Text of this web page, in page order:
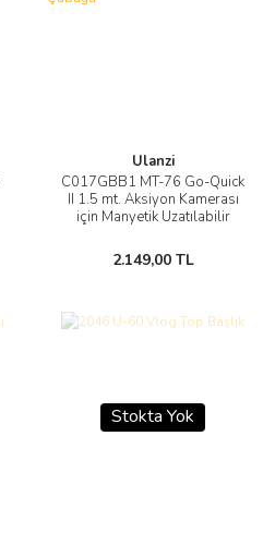
Ulanzi
C017GBB1 MT-76 Go-Quick
II 1.5 mt. Aksiyon Kamerası
için Manyetik Uzatılabilir
2.149,00 TL
Stokta Yok